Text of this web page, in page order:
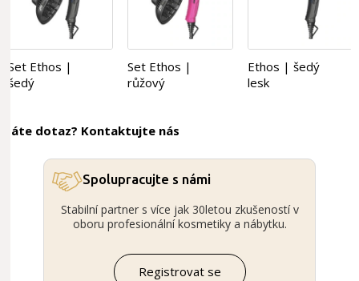
Set Ethos |
šedý
Set Ethos |
růžový
Ethos | šedý
lesk
Máte dotaz? Kontaktujte nás
Spolupracujte s námi
Stabilní partner s více jak 30letou zkušeností v
oboru profesionální kosmetiky a nábytku.
Registrovat se